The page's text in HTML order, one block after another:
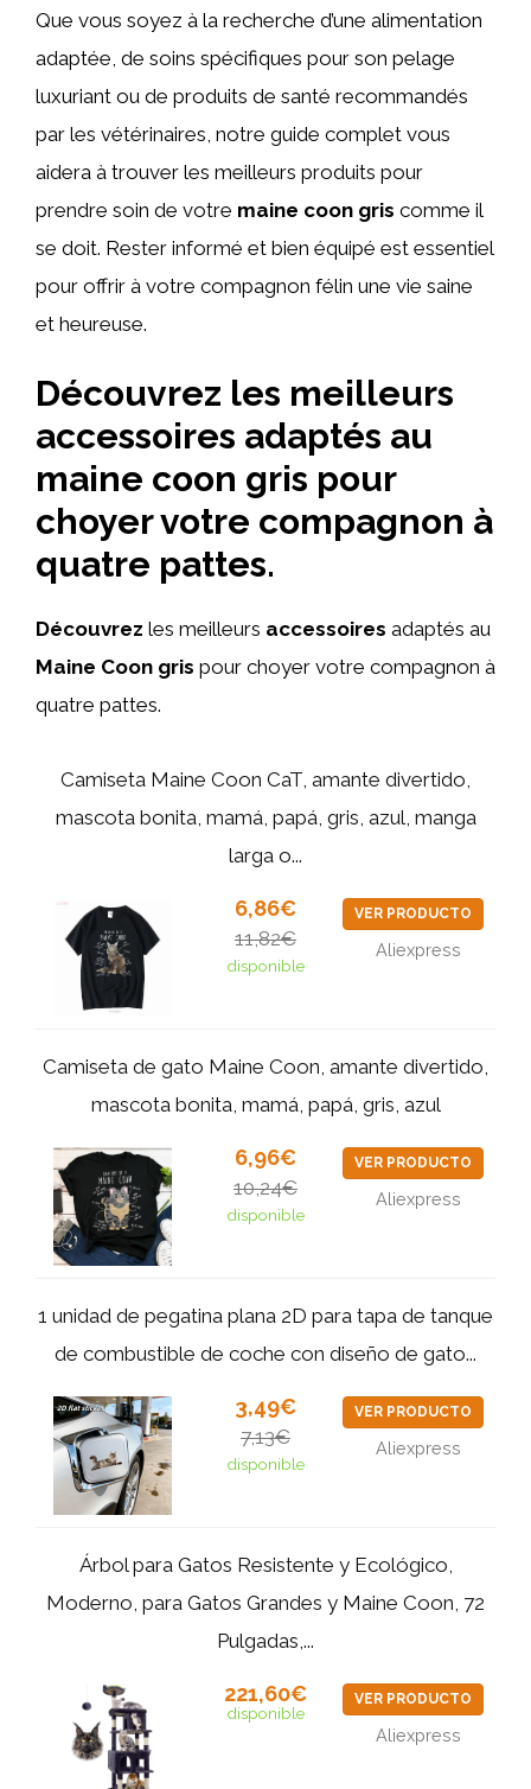
Que vous soyez à la recherche d’une alimentation
adaptée, de soins spécifiques pour son pelage
luxuriant ou de produits de santé recommandés
par les vétérinaires, notre guide complet vous
aidera à trouver les meilleurs produits pour
prendre soin de votre maine coon gris comme il
se doit. Rester informé et bien équipé est essentiel
pour offrir à votre compagnon félin une vie saine
et heureuse.
Découvrez les meilleurs
accessoires adaptés au
maine coon gris pour
choyer votre compagnon à
quatre pattes.
Découvrez les meilleurs accessoires adaptés au
Maine Coon gris pour choyer votre compagnon à
quatre pattes.
Camiseta Maine Coon CaT, amante divertido,
mascota bonita, mamá, papá, gris, azul, manga
larga o...
6,86€
11,82€
disponible
VER PRODUCTO
Aliexpress
Camiseta de gato Maine Coon, amante divertido,
mascota bonita, mamá, papá, gris, azul
6,96€
10,24€
disponible
VER PRODUCTO
Aliexpress
1 unidad de pegatina plana 2D para tapa de tanque
de combustible de coche con diseño de gato...
3,49€
7,13€
disponible
VER PRODUCTO
Aliexpress
Árbol para Gatos Resistente y Ecológico,
Moderno, para Gatos Grandes y Maine Coon, 72
Pulgadas,...
221,60€
disponible
VER PRODUCTO
Aliexpress